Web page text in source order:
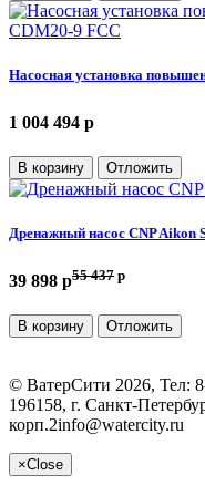
Насосная установка
1 004 494 p
В корзину Отложить
Дренажный насос CNP Aikon
39 898 p55 437 p
В корзину Отложить
© ВатерСити 2026, Тел:
196158, г. Санкт-
корп.2info@watercity.ru
×Close